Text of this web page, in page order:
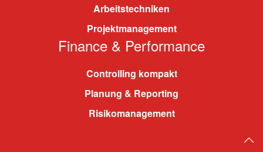
Arbeitstechniken
Projektmanagement
Finance & Performance
Controlling kompakt
Planung & Reporting
Risikomanagement